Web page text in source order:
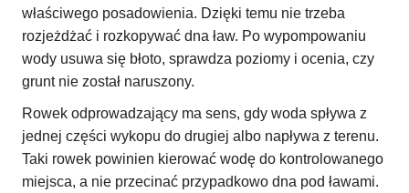
właściwego posadowienia. Dzięki temu nie trzeba
rozjeżdżać i rozkopywać dna ław. Po wypompowaniu
wody usuwa się błoto, sprawdza poziomy i ocenia, czy
grunt nie został naruszony.
Rowek odprowadzający ma sens, gdy woda spływa z
jednej części wykopu do drugiej albo napływa z terenu.
Taki rowek powinien kierować wodę do kontrolowanego
miejsca, a nie przecinać przypadkowo dna pod ławami.